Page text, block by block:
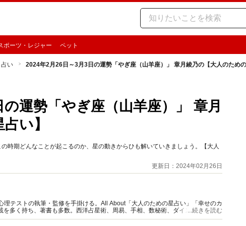
ポーツ・レジャー ペット
占い 2024年2月26日～3月3日の運勢「やぎ座（山羊座）」 章月綾乃の【大人のための
運勢「やぎ座（山羊座）」 章月
い】
時期どんなことが起こるのか、星の動きからひも解いていきましょう。【大人
更新日：2024年02月26日
テストの執筆・監修を手掛ける。All About「大人のための星占い」「幸せのカ
を多く持ち、著書も多数。西洋占星術、周易、手相、数秘術、ダイスやカード占
広め。
...続きを読む